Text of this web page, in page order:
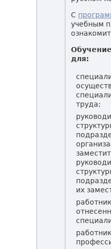
С
учебным
для:
труда;
их